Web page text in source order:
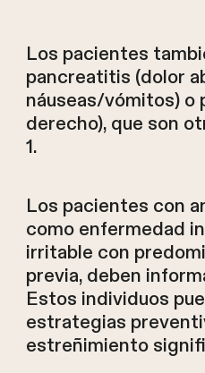
Los pacientes
pancreatitis (dolor
náuseas/vómitos) o
derecho), que son
1.
Los pacientes con
como enfermedad
irritable con
previa, deben
Estos individuos
estrategias
estreñimiento